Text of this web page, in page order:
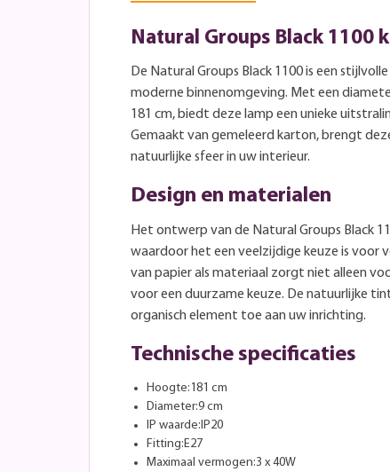
Natural Groups Black 1100
De Natural Groups Black 1100 is een
moderne binnenomgeving. Met een
181 cm, biedt deze lamp een unieke
Gemaakt van gemeleerd karton, brengt
natuurlijke sfeer in uw interieur.
Design en materialen
Het ontwerp van de Natural Groups Black
waardoor het een veelzijdige keuze is voor
van papier als materiaal zorgt niet alleen
voor een duurzame keuze. De natuurlijke
organisch element toe aan uw inrichting.
Technische specificaties
Hoogte:181 cm
Diameter:9 cm
IP waarde:IP20
Fitting:E27
Maximaal vermogen:3 x 40W